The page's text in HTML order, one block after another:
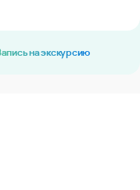
на экскурсию